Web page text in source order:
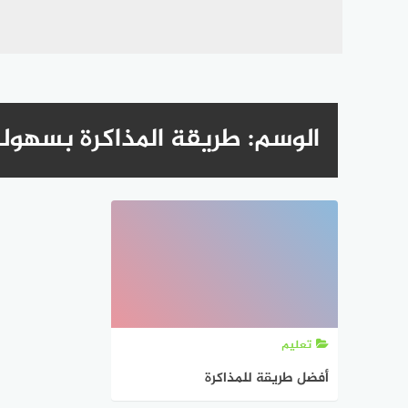
الوسم: طريقة المذاكرة
تعليم
أفضل طريقة للمذاكرة